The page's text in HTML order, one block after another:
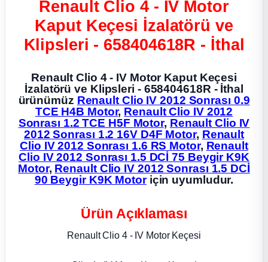
Renault Clio 4 - IV Motor
Kaput Keçesi İzalatörü ve
Klipsleri - 658404618R - İthal
Renault Clio 4 - IV Motor Kaput Keçesi
İzalatörü ve Klipsleri - 658404618R - İthal
ürünümüz Renault Clio IV 2012 Sonrası 0.9
TCE H4B Motor, Renault Clio IV 2012
Sonrası 1.2 TCE H5F Motor, Renault Clio IV
2012 Sonrası 1.2 16V D4F Motor, Renault
Clio IV 2012 Sonrası 1.6 RS Motor, Renault
Clio IV 2012 Sonrası 1.5 DCİ 75 Beygir K9K
Motor, Renault Clio IV 2012 Sonrası 1.5 DCİ
90 Beygir K9K Motoriçin uyumludur.
Ürün Açıklaması
Renault Clio 4 - IV Motor Keçesi